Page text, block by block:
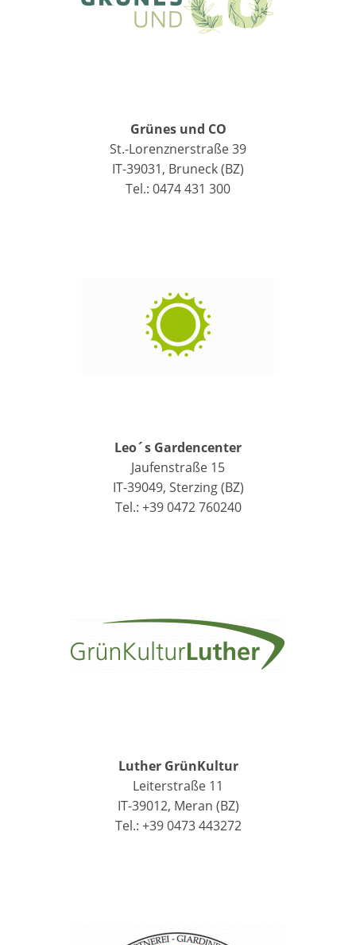
Grünes und CO
St.-Lorenznerstraße 39
IT-39031, Bruneck (BZ)
Tel.: 0474 431 300
Leo´s Gardencenter
Jaufenstraße 15
IT-39049, Sterzing (BZ)
Tel.: +39 0472 760240
Luther GrünKultur
Leiterstraße 11
IT-39012, Meran (BZ)
Tel.: +39 0473 443272